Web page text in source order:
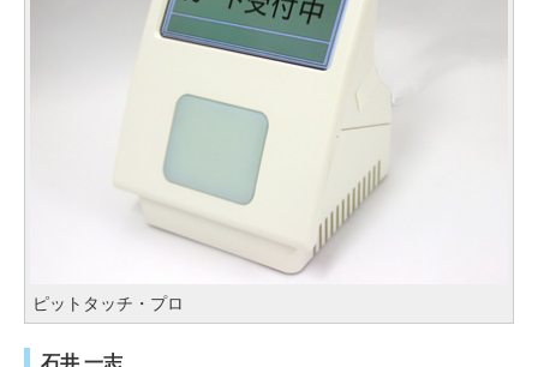
ピットタッチ・プロ